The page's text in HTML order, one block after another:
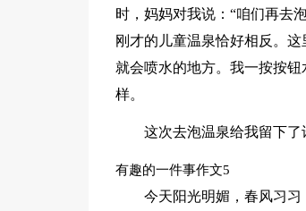
时，妈妈对我说：“咱们再去
刚才的儿童温泉恰好相反。
就会喷水的地方。我一按按
样。
这次去泡温泉给我留下了
有趣的一件事作文5
今天阳光明媚，春风习